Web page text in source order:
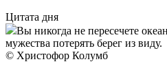
Цитата дня
Вы никогда не пересечете
мужества потерять берег из виду.
© Христофор Колумб